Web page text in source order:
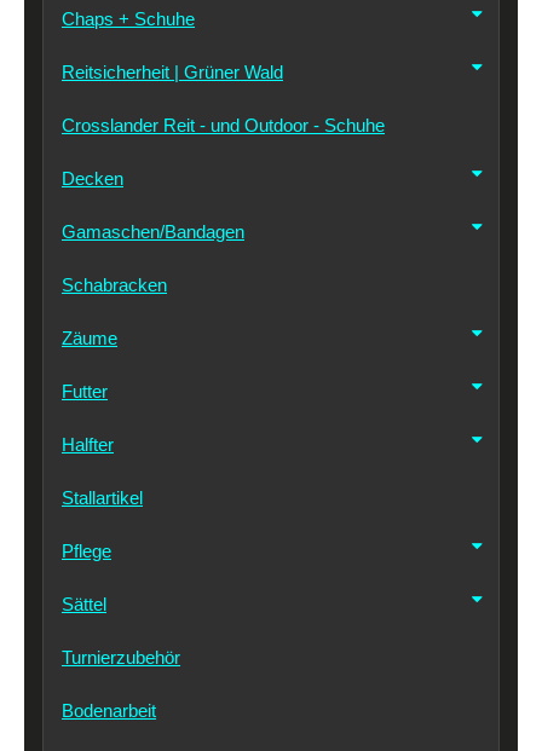
Chaps + Schuhe
Reitsicherheit | Grüner Wald
Crosslander Reit - und Outdoor - Schuhe
Decken
Gamaschen/Bandagen
Schabracken
Zäume
Futter
Halfter
Stallartikel
Pflege
Sättel
Turnierzubehör
Bodenarbeit